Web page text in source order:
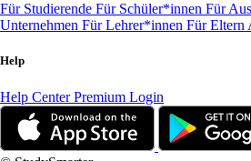
Für Studierende Für Schüler*innen Für
Unternehmen Für Lehrer*innen Für Eltern
Help
Help CenterPremium Login